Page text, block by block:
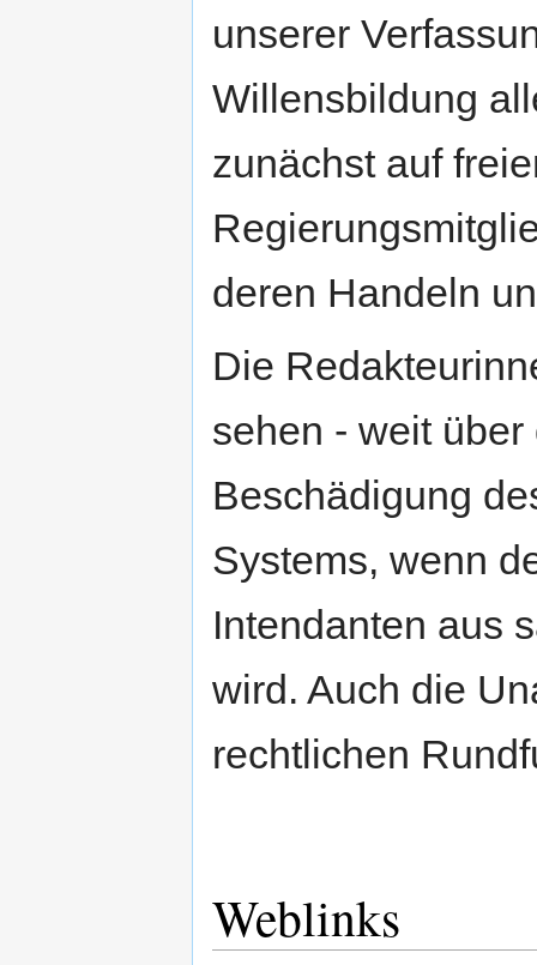
unserer
Willensbildung
zunächst auf
deren Handeln
Die
sehen - weit
Beschädigung
Systems, wenn
Intendanten aus
wird. Auch die
rechtlichen
Weblinks